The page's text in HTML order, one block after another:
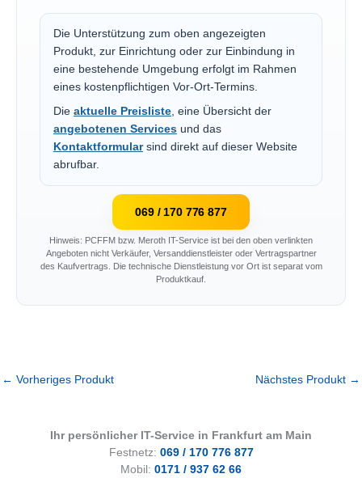
Die Unterstützung zum oben angezeigten
Produkt, zur Einrichtung oder zur Einbindung in
eine bestehende Umgebung erfolgt im Rahmen
eines kostenpflichtigen Vor-Ort-Termins.
Die aktuelle Preisliste, eine Übersicht der
angebotenen Services und das
Kontaktformularsind direkt auf dieser Website
abrufbar.
069 / 170 776 877
Hinweis: PCFFM bzw. Meroth IT-Service ist bei den oben verlinkten
Angeboten nicht Verkäufer, Versanddienstleister oder Vertragspartner
des Kaufvertrags. Die technische Dienstleistung vor Ort ist separat vom
Produktkauf.
← Vorheriges Produkt Nächstes Produkt →
Ihr persönlicher IT-Service in Frankfurt am Main
Festnetz: 069 / 170 776 877
Mobil: 0171 / 937 62 66